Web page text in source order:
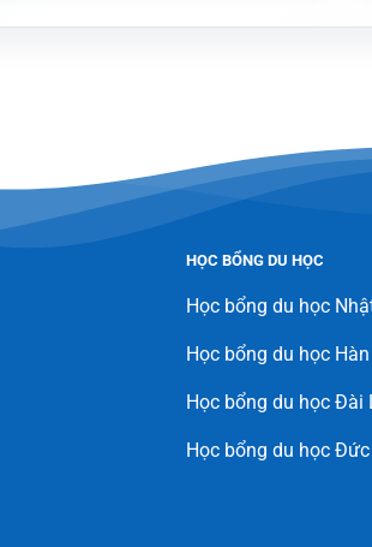
HỌC BỔNG DU HỌC
Học bổng du học
Học bổng du học
Học bổng du học Đài
Học bổng du học Đức